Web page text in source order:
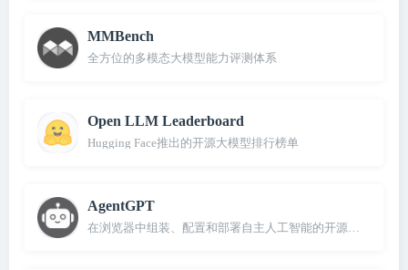
MMBench
全方位的多模态大模型能力评测体系
Open LLM Leaderboard
Hugging Face推出的开源大模型排行榜单
AgentGPT
在浏览器中组装、配置和部署自主人工智能的开源项目